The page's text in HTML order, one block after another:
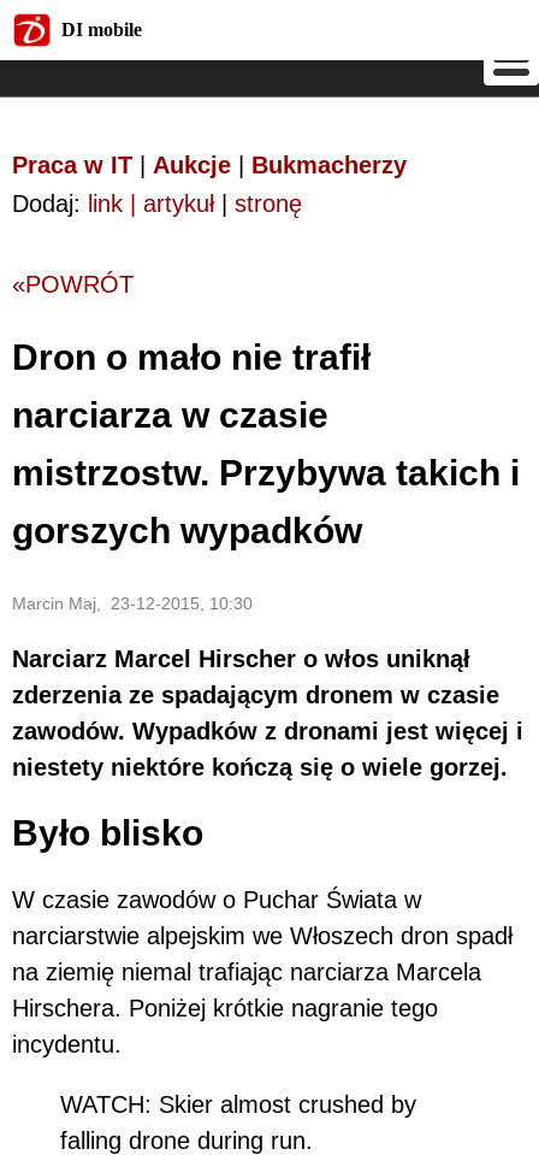
DI mobile
Praca w IT Aukcje
Bukmacherzy
Dodaj: link | artykuł| stronę
«POWRÓT
Dron o mało nie trafił
narciarza w czasie
mistrzostw. Przybywa takich i
gorszych wypadków
Marcin Maj, 23-12-2015, 10:30
Narciarz Marcel Hirscher o włos uniknął
zderzenia ze spadającym dronem w czasie
zawodów. Wypadków z dronami jest więcej i
niestety niektóre kończą się o wiele gorzej.
Było blisko
W czasie zawodów o Puchar Świata w
narciarstwie alpejskim we Włoszech dron spadł
na ziemię niemal trafiając narciarza Marcela
Hirschera. Poniżej krótkie nagranie tego
incydentu.
WATCH: Skier almost crushed by
falling drone during run.
DI mobile